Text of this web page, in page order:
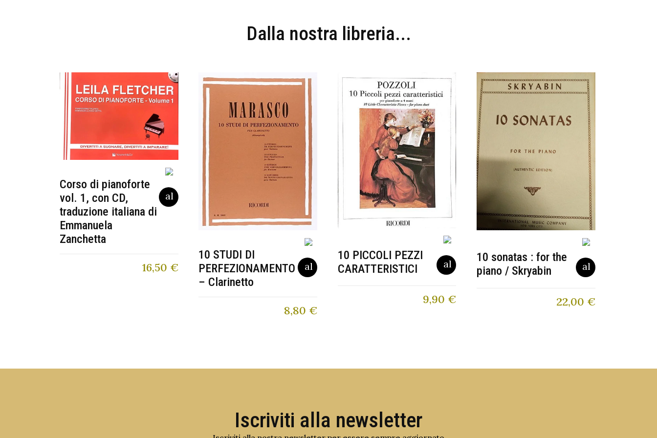
Dalla nostra libreria...
Corso di pianoforte
vol. 1, con CD,
traduzione italiana di
Emmanuela
Zanchetta
16,50 €
10 STUDI DI
PERFEZIONAMENTO
– Clarinetto
8,80 €
10 PICCOLI PEZZI
CARATTERISTICI
9,90 €
10 sonatas : for the
piano / Skryabin
22,00 €
Iscriviti alla newsletter